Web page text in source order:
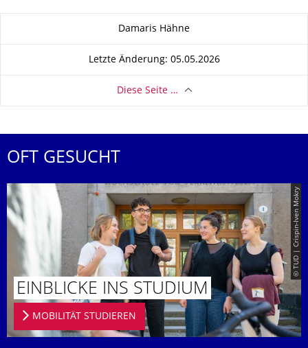
Damaris Hähne
Letzte Änderung: 05.05.2026
Diese Seite …
OFT GESUCHT
© TUD | Crispin-Iven Mokry
EINBLICKE INS STUDIUM
MOBILITÄT STUDIEREN